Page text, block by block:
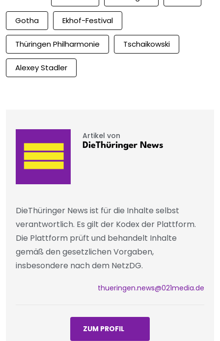
Gotha Ekhof-Festival
Thüringen Philharmonie Tschaikowski
Alexey Stadler
Artikel von
DieThüringer News
DieThüringer News ist für die Inhalte selbst
verantwortlich. Es gilt der Kodex der Plattform.
Die Plattform prüft und behandelt Inhalte
gemäß den gesetzlichen Vorgaben,
insbesondere nach dem NetzDG.
thueringen.news@021media.de
ZUM PROFIL